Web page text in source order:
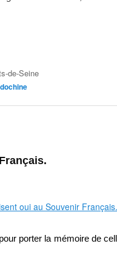
de-Seine
porter la mémoire de